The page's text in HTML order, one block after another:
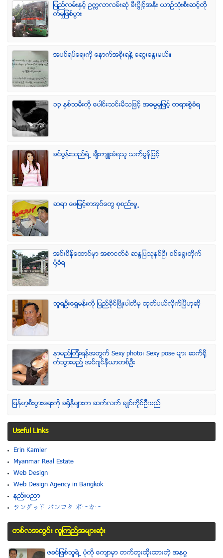
ျပည္လမ္းႏွင့္ ဥကၠလာလမ္းဆုံ မီးပြိဳင့္အနီး ယာဥ္သုံးစီးဆင့္တို
က္မႈျဖစ္ပြား
အပစ္ရပ္ေရးကို ေနာက္အစိုးရနဲ႔ ေဆြးေႏြးမယ္။
၁၃ ႏွစ္သမီးကို ေပါင္းသင္းမိသျဖင့္ အဓမၼမႈျဖင့္ တရားစြဲခံရ
ခင္ပြန္းသည္ရဲ႕ ခ်ီးက်ဴးခံရသူ သက္မြန္ျမင့္
ဆရာ ေဖျမင့္စာအုပ္ေတြ စုစည္းမူ႕
အင္းစိန္ေထာင္မွာ အစာငတ္ခံ ဆႏၵျပသူႏွစ္ဦး စစ္ေခြးတုိက္
ပုိ႔ခံရ
သူရဦးေရႊမန္းကို ျပည္ခိုင္ျဖိဳးပါတီမွ ထုတ္ပယ္လိုက္ျပီဟုဆို
နာမည္ၾကီးရန္အတြက္ Sexy photo၊ Sexy pose မ်ား ဆက္ရို
က္သြားမည္႔ အင္ဂ်င္နီယာတစ္ဦး
ျမန္မာ့စီးပြားေရးကို ခရိုနီမ်ားက ဆက္လက္ ခ်ဳပ္ကိုင္ဥိီးမည္
Useful Links
Erin Kamler
Myanmar Real Estate
Web Design
Web Design Agency in Bangkok
နည္းပညာ
ラングッド バンコク ポーカー
တစ္လအတြင္း လူၾကည္႔အမ်ားဆံုး
ဖခင္ျဖစ္သူရဲ႕ ပံုကို ေက်ာမွာ တက္တူးထိုးထားတဲ့ အနဂၢ